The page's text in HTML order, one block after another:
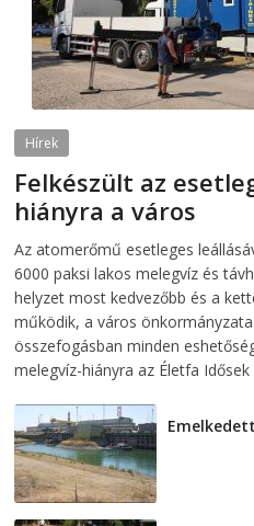
Hírek
Felkészült az
hiányra a város
Az atomerőmű esetleges
6000 paksi lakos melegvíz és
helyzet most kedvezőbb és a
működik, a város
összefogásban minden
melegvíz-hiányra az Életfa